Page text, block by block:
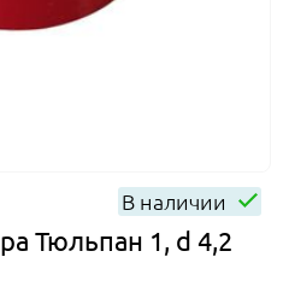
В наличии
Тюльпан 1, d 4,2